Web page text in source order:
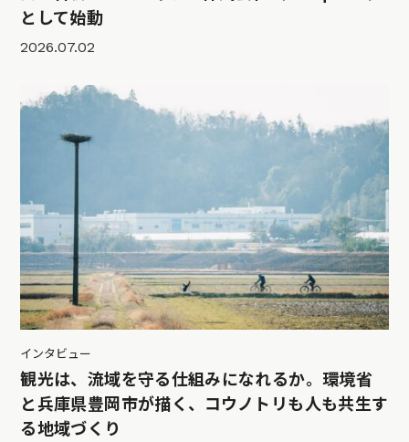
として始動
2026.07.02
インタビュー
観光は、流域を守る仕組みになれるか。環境省
と兵庫県豊岡市が描く、コウノトリも人も共生す
る地域づくり